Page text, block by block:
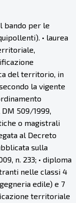
bando per le
• laurea
del territorio, in
la vigente
509/1999,
o magistrali
al Decreto
sulla
n. 233; • diploma
nelle classi 4
edile) e 7
territoriale